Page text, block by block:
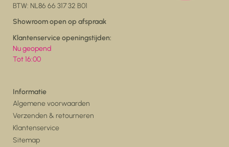
BTW: NL86 66 317 32 B01
Showroom open op afspraak
Klantenservice openingstijden:
Nu geopend
Tot 16:00
Informatie
Algemene voorwaarden
Verzenden & retourneren
Klantenservice
Sitemap